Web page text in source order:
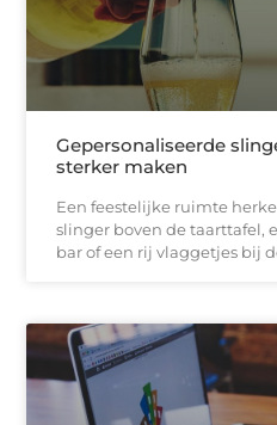
Gepersonaliseerde
sterker maken
Een feestelijke ruimte
slinger boven de taarttafel,
bar of een rij vlaggetjes bij